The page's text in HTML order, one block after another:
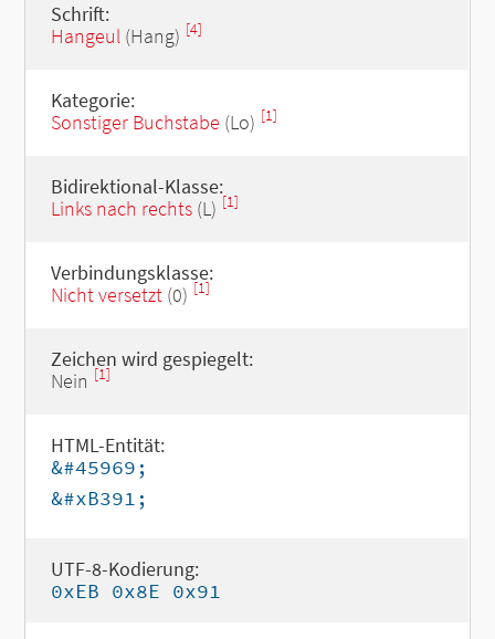
Schrift:
Hangeul(Hang) [4]
Kategorie:
Sonstiger Buchstabe (Lo) [1]
Bidirektional-Klasse:
Links nach rechts(L) [1]
Verbindungsklasse:
Nicht versetzt(0) [1]
Zeichen wird gespiegelt:
Nein [1]
HTML-Entität:
&#45969;
&#xB391;
UTF-8-Kodierung:
0xEB 0x8E 0x91